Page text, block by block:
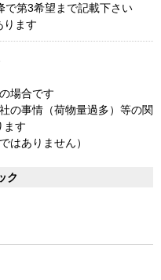
で第3希望まで記載下さい
ります
場合です
の事情（荷物量過多）等の関
ます
はありません）
ク